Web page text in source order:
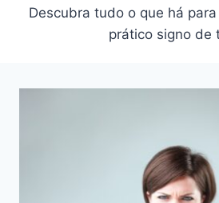
Descubra tudo o que há
prático signo de